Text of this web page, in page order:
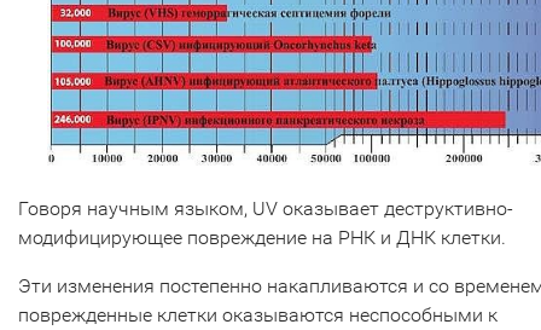
Говоря научным языком, UV оказывает деструктивно-
модифицирующее повреждение на РНК и ДНК клетки.
Эти изменения постепенно накапливаются и со
поврежденные клетки оказываются неспособными к